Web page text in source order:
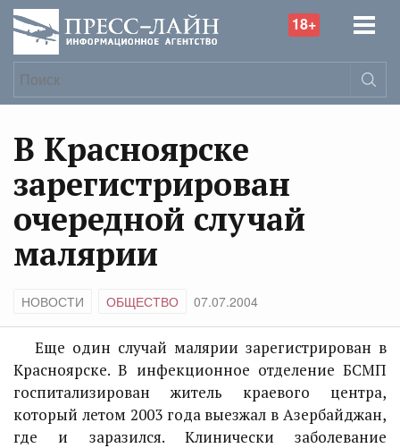
18+
В Красноярске
зарегистрирован
очередной случай
малярии
НОВОСТИ ОБЩЕСТВО 07.07.2004
Еще один случай малярии зарегистрирован в
Красноярске. В инфекционное отделение БСМП
госпитализирован житель краевого центра,
который летом 2003 года выезжал в Азербайджан,
где и заразился. Клинически заболевание